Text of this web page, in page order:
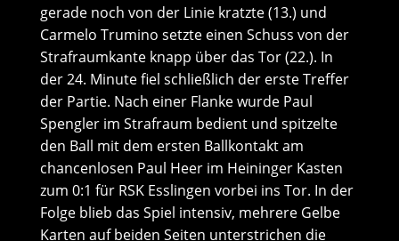
gerade noch von der Linie kratzte (13.) und
Carmelo Trumino setzte einen Schuss von der
Strafraumkante knapp über das Tor (22.). In
der 24. Minute fiel schließlich der erste Treffer
der Partie. Nach einer Flanke wurde Paul
Spengler im Strafraum bedient und spitzelte
den Ball mit dem ersten Ballkontakt am
chancenlosen Paul Heer im Heininger Kasten
zum 0:1 für RSK Esslingen vorbei ins Tor. In der
Folge blieb das Spiel intensiv, mehrere Gelbe
Karten auf beiden Seiten unterstrichen die